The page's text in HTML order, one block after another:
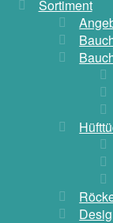
Sortiment